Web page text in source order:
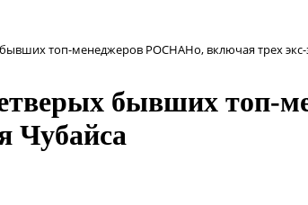
топ-менеджеров РОСНАНо, включая трех экс-
бывших топ-
Чубайса